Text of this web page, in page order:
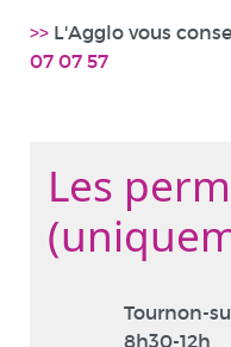
>> L'Agglo vous
07 07 57
Les
Tournon-
8h30-12h